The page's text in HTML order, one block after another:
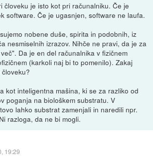
človeku je isto kot pri računalniku. Če je
software. Če je ugasnjen, software ne laufa.
nobene duše, spirita in podobnih, iz
nesmiselnih izrazov. Nihče ne pravi, da je za
Da je en del računalnika v fizičnem
(karkoli naj bi to pomenilo). Zakaj
kot inteligentna mašina, ki se za razliko od
poganja na biološkem substratu. V
lahko substrat zamenjali in naredili npr.
razloga, da ne bi mogli.
19:29